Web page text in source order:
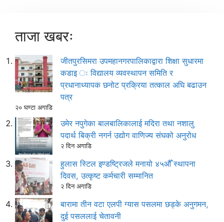
ताजा खबरः
जीतपुरसिमरा उपमहानगरपालिकाद्वारा शिक्षा सुधारमा
कडाइ ः विद्यालय व्यवस्थापन समिति र
प्रधानाध्यापक छनोट प्रक्रिया तत्काल अघि बढाउन
पत्र
२० घण्टा अगाडि
उमेर नपुगेका बालबालिकालाई मदिरा तथा नशालु
पदार्थ बिक्री नगर्न उद्योग वाणिज्य संघको अनुरोध
२ दिन अगाडि
हुलास स्टिल इण्डष्ट्रिजले मनायो ४५औँ स्थापना
दिवस, उत्कृष्ट कर्मचारी सम्मानित
२ दिन अगाडि
बारामा तीन वटा एलपी ग्यास पसलमा छड्के अनुगमन,
दुई पसललाई चेतावनी